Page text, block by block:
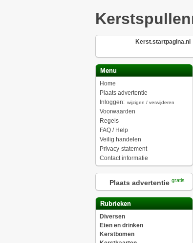
Kerst.startpagina.nl
Menu
Home
Plaats advertentie
Inloggen: wijzigen / verwijderen
Voorwaarden
Regels
FAQ / Help
Veilig handelen
Privacy-statement
Contact informatie
Plaats advertentie gratis
Rubrieken
Diversen
Eten en drinken
Kerstbomen